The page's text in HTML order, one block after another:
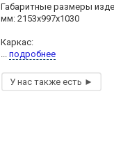
Габаритные размеры
мм: 2153х997х1030
Каркас:
подробнее